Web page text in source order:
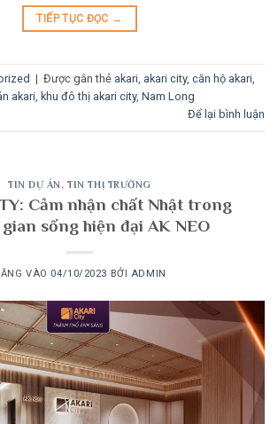
TIẾP TỤC ĐỌC →
| Được gắn thẻ akari, akari city, căn hộ akari,
akari, khu đô thị akari city, Nam Long
Để lại bình luận
TIN DỰ ÁN ,TIN THỊ TRƯỜNG
Cảm nhận chất Nhật trong
sống hiện đại AK NEO
VÀO 04/10/2023 BỞI ADMIN